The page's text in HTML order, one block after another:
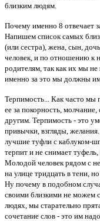
близким людям.
Почему именно 8 отвечает
Напишем список самых
(или сестра), жена, сын,
человек, и по отношению к
родителям, так как их мы
именно за это мы должны
Терпимость... Как часто мы
ее за покорность,
другим. Терпимость - это
привычки, взгляды,
лучшие туфли с каблуком-
терпит и не снимает
Молодой человек рядом с
на улице тридцать в тени,
Ну почему в подобном
своими близкими не можем
людях, мы старательно
сочетание слов - это им